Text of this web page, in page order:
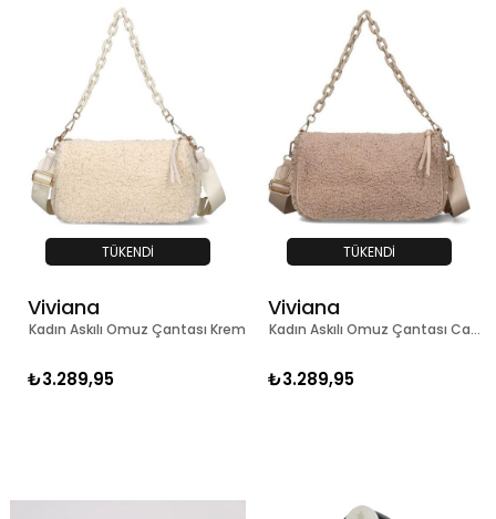
TÜKENDI
Kadın Askılı Omuz Çantası Krem
Viviana
₺3.289,95
TÜKENDI
Kadın Askılı Omuz Çantası Camel
Viviana
₺3.289,95